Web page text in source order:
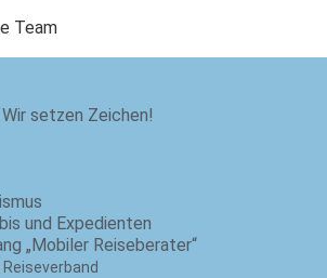
Team
setzen Zeichen!
und Expedienten
„Mobiler Reiseberater“